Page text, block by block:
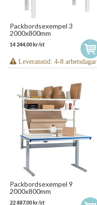
Packbordsexempel 3
2000x800mm
14 244,00 kr/st
Leveranstid: 4-8 arbetsdagar
Packbordsexempel 9
2000x800mm
22 887,00 kr/st